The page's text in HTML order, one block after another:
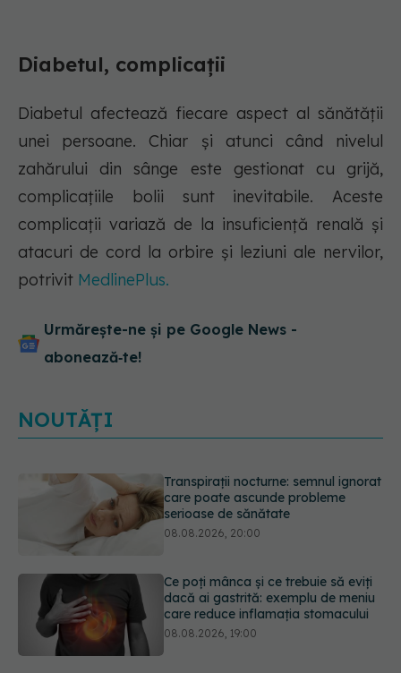
Diabetul, complicații
Diabetul afectează fiecare aspect al sănătății
unei persoane. Chiar și atunci când nivelul
zahărului din sânge este gestionat cu grijă,
complicațiile bolii sunt inevitabile. Aceste
complicații variază de la insuficiență renală și
atacuri de cord la orbire și leziuni ale nervilor,
potrivit MedlinePlus.
Urmărește-ne și pe Google News -
abonează‑te!
NOUTĂȚI
Ce poți mânca și ce trebuie să eviți
dacă ai gastrită: exemplu de meniu
care reduce inflamația stomacului
08.08.2026, 19:00
Microplasticele pot traversa bariera
placentară și modifica hormonii
08.08.2026, 18:00